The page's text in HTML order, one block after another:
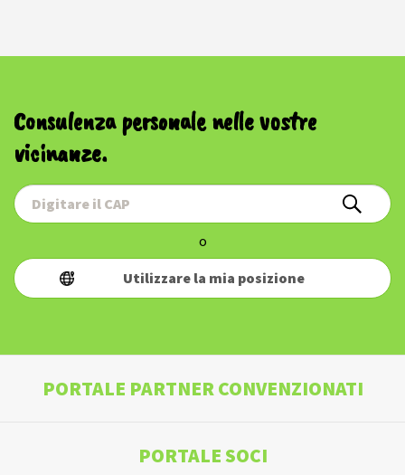
Consulenza personale nelle vostre
vicinanze.
o
Utilizzare la mia posizione
PORTALE PARTNER CONVENZIONATI
PORTALE SOCI